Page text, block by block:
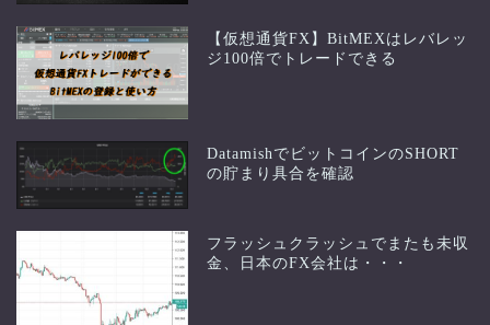
【仮想通貨FX】BitMEXはレバレッ
ジ100倍でトレードできる
DatamishでビットコインのSHORT
の貯まり具合を確認
フラッシュクラッシュでまたも未収
金、日本のFX会社は・・・